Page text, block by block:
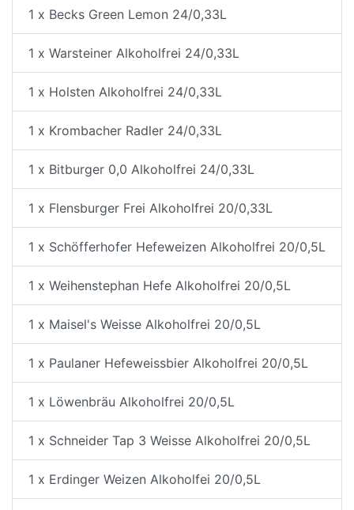
1 x Becks Green Lemon 24/0,33L
1 x Warsteiner Alkoholfrei 24/0,33L
1 x Holsten Alkoholfrei 24/0,33L
1 x Krombacher Radler 24/0,33L
1 x Bitburger 0,0 Alkoholfrei 24/0,33L
1 x Flensburger Frei Alkoholfrei 20/0,33L
1 x Schöfferhofer Hefeweizen Alkoholfrei 20/0,5L
1 x Weihenstephan Hefe Alkoholfrei 20/0,5L
1 x Maisel's Weisse Alkoholfrei 20/0,5L
1 x Paulaner Hefeweissbier Alkoholfrei 20/0,5L
1 x Löwenbräu Alkoholfrei 20/0,5L
1 x Schneider Tap 3 Weisse Alkoholfrei 20/0,5L
1 x Erdinger Weizen Alkoholfei 20/0,5L